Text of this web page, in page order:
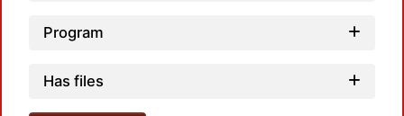
Program
Has files